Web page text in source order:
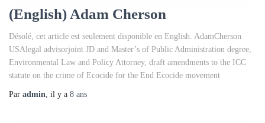
(English) Adam Cherson
Désolé, cet article est seulement disponible en English. AdamCherson
USAlegal advisorjoint JD and Master’s of Public Administration degree,
Environmental Law and Policy Attorney, draft amendments to the ICC
statute on the crime of Ecocide for the End Ecocide movement
Par admin, il y a 8 ans